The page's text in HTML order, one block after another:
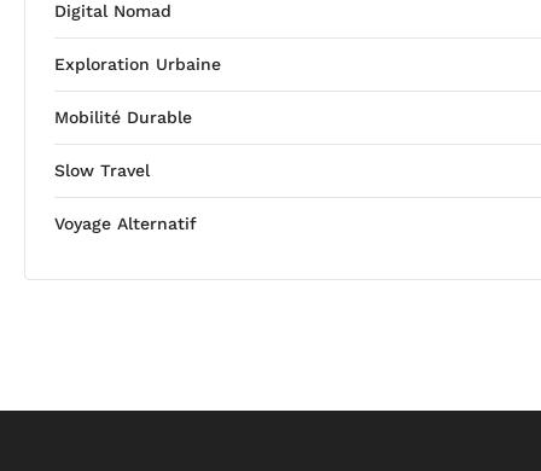
Digital Nomad
Exploration Urbaine
Mobilité Durable
Slow Travel
Voyage Alternatif